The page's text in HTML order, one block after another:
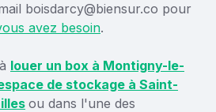
boisdarcy@biensur.co pour
avez besoin.
louer un box à Montigny-le-
de stockage à Saint-
ou dans l'une des